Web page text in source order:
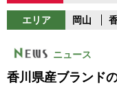
エリア 岡山
ニュース
香川県産ブランド